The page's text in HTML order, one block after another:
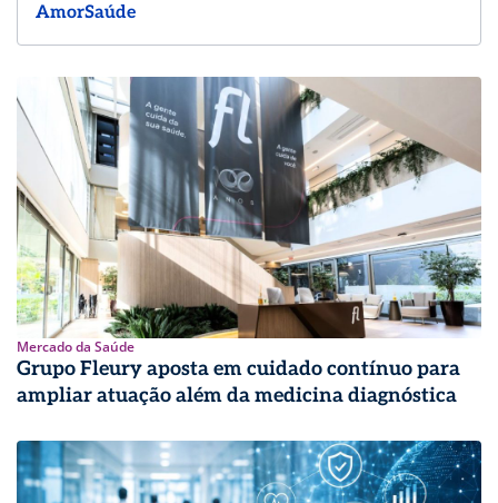
AmorSaúde
Mercado da Saúde
Grupo Fleury aposta em cuidado contínuo para
ampliar atuação além da medicina diagnóstica